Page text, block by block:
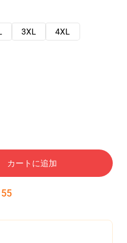
3XL
4XL
カートに追加
54